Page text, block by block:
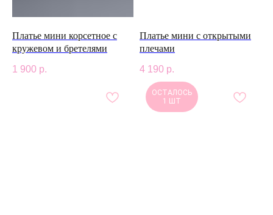
Платье мини корсетное с
кружевом и бретелями
1 900 р.
Платье мини с открытыми
плечами
4 190 р.
ОСТАЛОСЬ
1 ШТ